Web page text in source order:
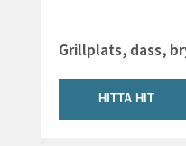
Grillplats, dass,
HITTA HIT